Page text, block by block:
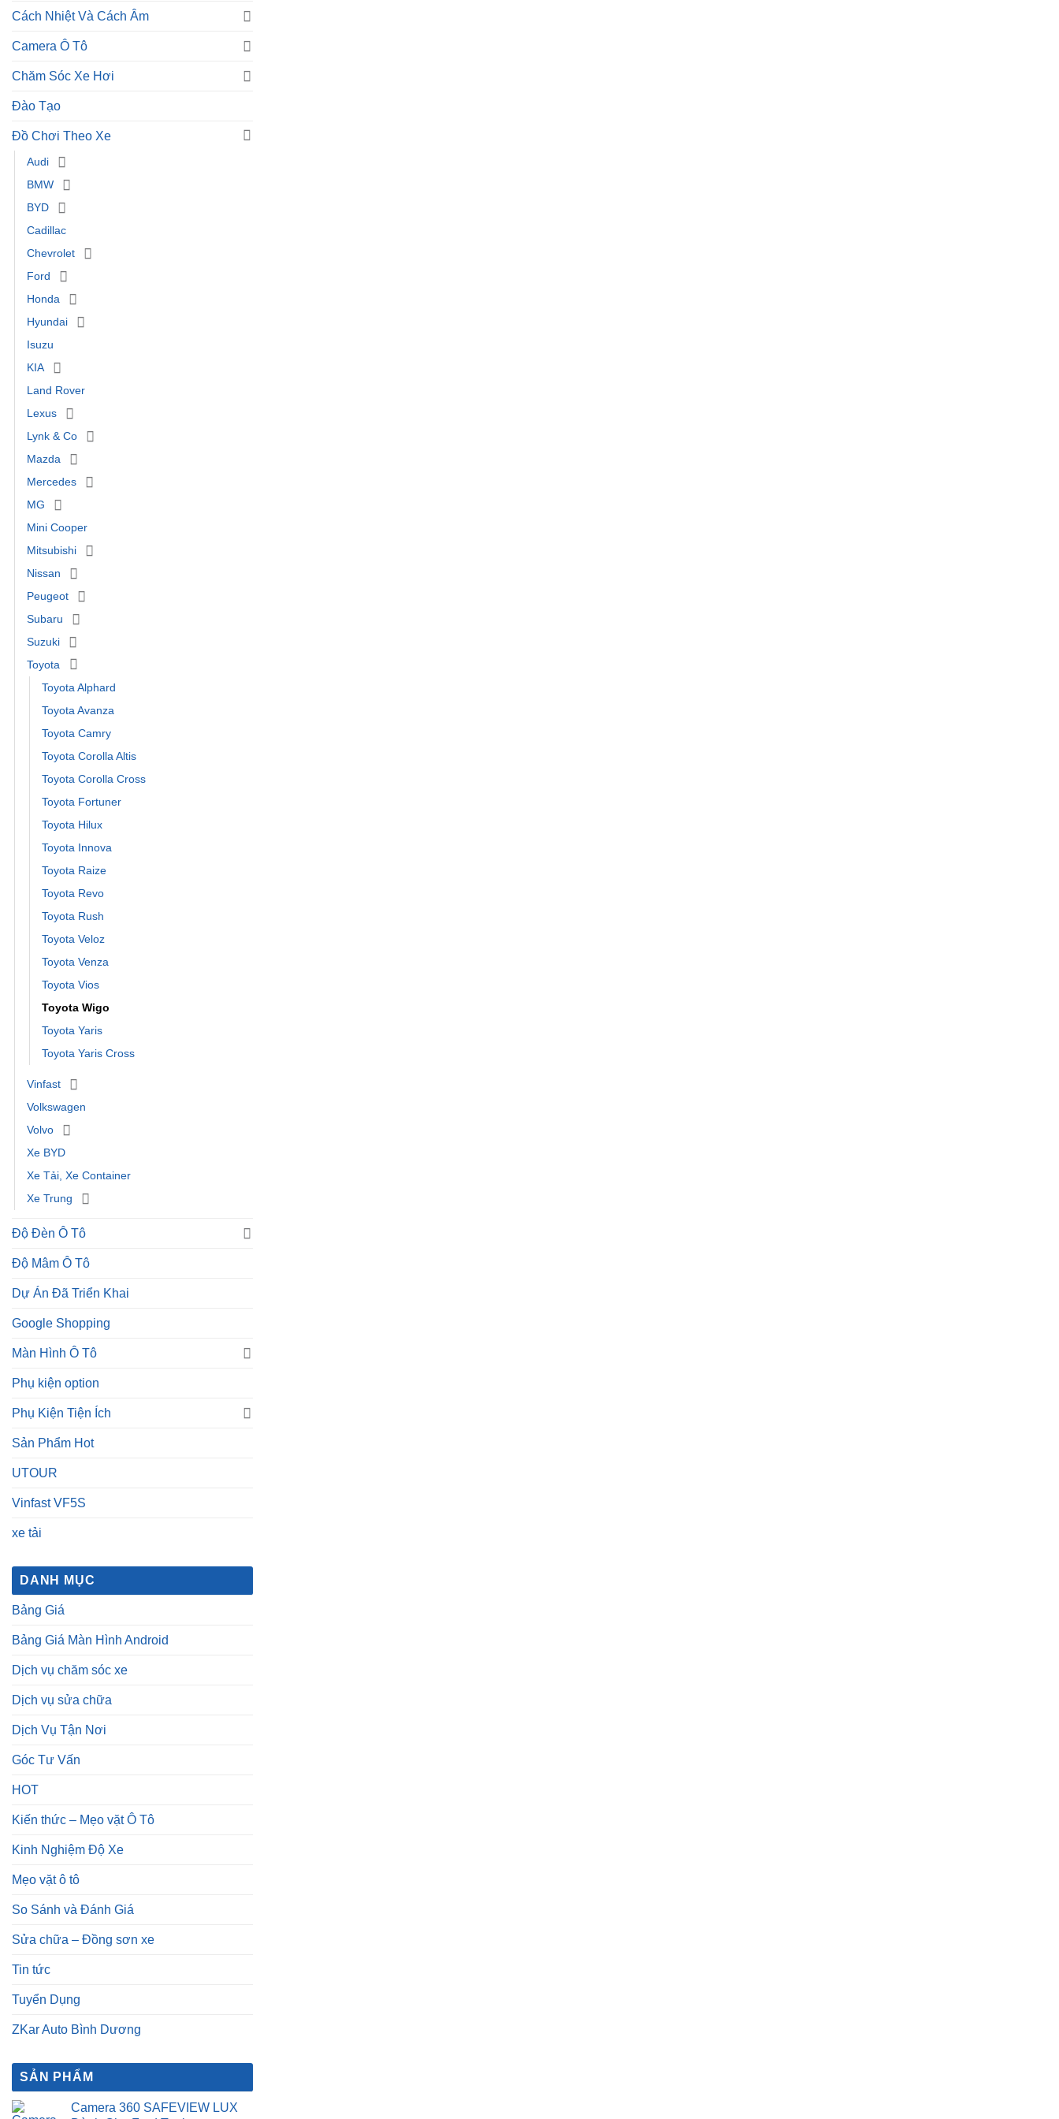
Cách Nhiệt Và Cách Âm
Camera Ô Tô
Chăm Sóc Xe Hơi
Đào Tạo
Đồ Chơi Theo Xe
Audi
BMW
BYD
Cadillac
Chevrolet
Ford
Honda
Hyundai
Isuzu
KIA
Land Rover
Lexus
Lynk & Co
Mazda
Mercedes
MG
Mini Cooper
Mitsubishi
Nissan
Peugeot
Subaru
Suzuki
Toyota
Toyota Alphard
Toyota Avanza
Toyota Camry
Toyota Corolla Altis
Toyota Corolla Cross
Toyota Fortuner
Toyota Hilux
Toyota Innova
Toyota Raize
Toyota Revo
Toyota Rush
Toyota Veloz
Toyota Venza
Toyota Vios
Toyota Wigo
Toyota Yaris
Toyota Yaris Cross
Vinfast
Volkswagen
Volvo
Xe BYD
Xe Tải, Xe Container
Xe Trung
Độ Đèn Ô Tô
Độ Mâm Ô Tô
Dự Án Đã Triển Khai
Google Shopping
Màn Hình Ô Tô
Phụ kiện option
Phụ Kiện Tiện Ích
Sản Phẩm Hot
UTOUR
Vinfast VF5S
xe tải
DANH MỤC
Bảng Giá
Bảng Giá Màn Hình Android
Dịch vụ chăm sóc xe
Dịch vụ sửa chữa
Dịch Vụ Tận Nơi
Góc Tư Vấn
HOT
Kiến thức – Mẹo vặt Ô Tô
Kinh Nghiệm Độ Xe
Mẹo vặt ô tô
So Sánh và Đánh Giá
Sửa chữa – Đồng sơn xe
Tin tức
Tuyển Dụng
ZKar Auto Bình Dương
SẢN PHẨM
Camera 360 SAFEVIEW LUX